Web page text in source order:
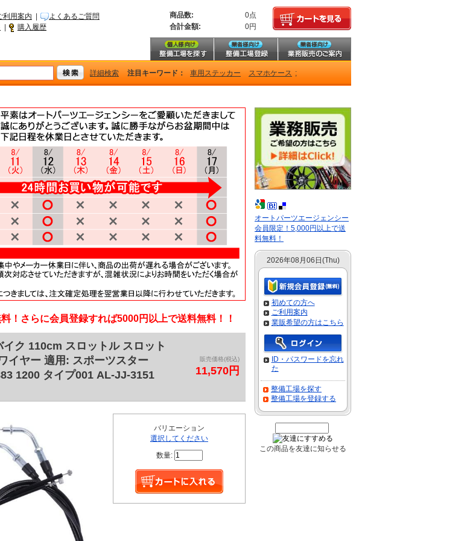
利用案内
よくあるご質問
購入履歴
商品数:
0点
合計金額:
0円
詳細検索 注目キーワード： 車用ステッカー スマホケース ;
！さらに会員登録すれば5000円以上で送料無料！！
ク 110cm スロットル スロット
イヤー 適用: スポーツスター
1200 タイプ001 AL-JJ-3151
販売価格(税込)
11,570円
バリエーション
選択してください
数量:
オートパーツエージェンシー
会員限定！5,000円以上で送
料無料！
2026年08月06日(Thu)
初めての方へ
ご利用案内
業販希望の方はこちら
ID・パスワードを忘れ
た
整備工場を探す
整備工場を登録する
この商品を友達に知らせる